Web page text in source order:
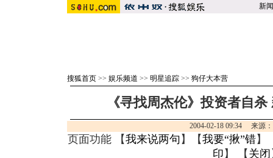
新闻
搜狐首页 >> 娱乐频道 >> 明星追踪 >> 狗仔大本营
《寻找周杰伦》投资者自
2004-02-18 09:34 来源
页面功能 【我来说两句 】【我要“揪”错】
印 】 【 关闭